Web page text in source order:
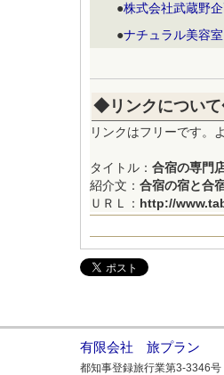
●株式会社武蔵野
●ナチュラル美容室
◆リンクについ
リンクはフリーです。
タイトル： 合宿の専門
紹介文： 合宿の宿と合
ＵＲＬ： http://
有限会社 旅プラン
都知事登録旅行業第3-3346号